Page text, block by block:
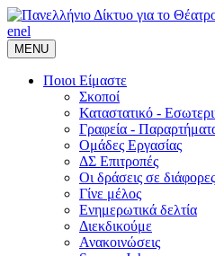
enel
MENU
Ποιοι Είμαστε
Σκοποί
Καταστατικό -
Γραφεία -
Ομάδες Εργασίας
ΔΣ Επιτροπές
Οι δράσεις σε
Γίνε μέλος
Ενημερωτικά δελτία
Διεκδικούμε
Ανακοινώσεις